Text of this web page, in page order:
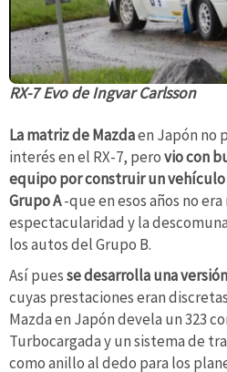
RX-7 Evo de Ingvar Carlsson
La matriz de Mazdaen Japón no
interés en el RX-7, perovio con
equipo por construir un
Grupo A-que en esos años no
espectacularidad y la
los autos del Grupo B.
Así puesse desarrolla una
cuyas prestaciones eran
Mazda en Japón devela un 323
Turbocargada y un sistema de
como anillo al dedo para los